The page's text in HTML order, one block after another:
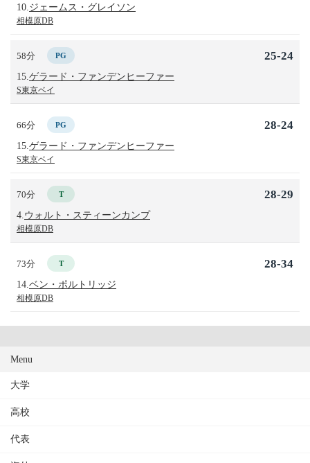
10. ジェームス・グレイソン
相模原DB
58分 PG
15. ゲラード・ファンデンヒーファー
S東京ベイ
25-24
66分 PG
15. ゲラード・ファンデンヒーファー
S東京ベイ
28-24
70分 T
4. ウォルト・スティーンカンプ
相模原DB
28-29
73分 T
14. ベン・ポルトリッジ
相模原DB
28-34
Menu
大学
高校
代表